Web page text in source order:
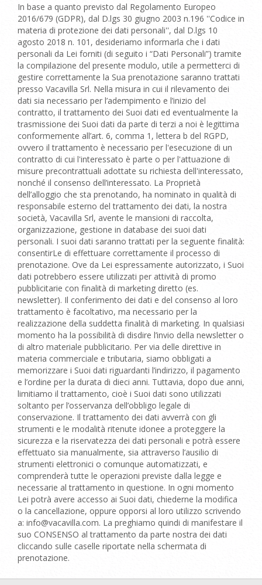
In base a quanto previsto dal Regolamento Europeo
2016/679 (GDPR), dal D.lgs 30 giugno 2003 n.196 ''Codice in
materia di protezione dei dati personali'', dal D.lgs 10
agosto 2018 n. 101, desideriamo informarla che i dati
personali da Lei forniti (di seguito i “Dati Personali”) tramite
la compilazione del presente modulo, utile a permetterci di
gestire correttamente la Sua prenotazione saranno trattati
presso Vacavilla Srl. Nella misura in cui il rilevamento dei
dati sia necessario per l’adempimento e l’inizio del
contratto, il trattamento dei Suoi dati ed eventualmente la
trasmissione dei Suoi dati da parte di terzi a noi è legittima
conformemente all’art. 6, comma 1, lettera b del RGPD,
ovvero il trattamento è necessario per l'esecuzione di un
contratto di cui l'interessato è parte o per l'attuazione di
misure precontrattuali adottate su richiesta dell'interessato,
nonché il consenso dell’interessato. La Proprietà
dell’alloggio che sta prenotando, ha nominato in qualità di
responsabile esterno del trattamento dei dati, la nostra
società, Vacavilla Srl, avente le mansioni di raccolta,
organizzazione, gestione in database dei suoi dati
personali. I suoi dati saranno trattati per la seguente finalità:
consentirLe di effettuare correttamente il processo di
prenotazione. Ove da Lei espressamente autorizzato, i Suoi
dati potrebbero essere utilizzati per attività di promo
pubblicitarie con finalità di marketing diretto (es.
newsletter). Il conferimento dei dati e del consenso al loro
trattamento è facoltativo, ma necessario per la
realizzazione della suddetta finalità di marketing. In qualsiasi
momento ha la possibilità di disdire l’invio della newsletter o
di altro materiale pubblicitario. Per via delle direttive in
materia commerciale e tributaria, siamo obbligati a
memorizzare i Suoi dati riguardanti l’indirizzo, il pagamento
e l’ordine per la durata di dieci anni. Tuttavia, dopo due anni,
limitiamo il trattamento, cioè i Suoi dati sono utilizzati
soltanto per l’osservanza dell’obbligo legale di
conservazione. Il trattamento dei dati avverrà con gli
strumenti e le modalità ritenute idonee a proteggere la
sicurezza e la riservatezza dei dati personali e potrà essere
effettuato sia manualmente, sia attraverso l’ausilio di
strumenti elettronici o comunque automatizzati, e
comprenderà tutte le operazioni previste dalla legge e
necessarie al trattamento in questione. In ogni momento
Lei potrà avere accesso ai Suoi dati, chiederne la modifica
o la cancellazione, oppure opporsi al loro utilizzo scrivendo
a: info@vacavilla.com. La preghiamo quindi di manifestare il
suo CONSENSO al trattamento da parte nostra dei dati
cliccando sulle caselle riportate nella schermata di
prenotazione.